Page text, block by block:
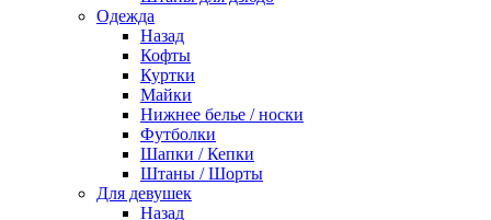
Одежда
Назад
Кофты
Куртки
Майки
Нижнее белье / носки
Футболки
Шапки / Кепки
Штаны / Шорты
Для девушек
Назад